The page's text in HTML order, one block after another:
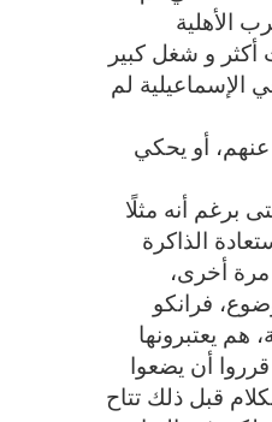
الأهلية
أكثر و شغل كبير
الإسماعيلية لم
أو يحكي
برغم أنه مثلًا
الذاكرة
مرة أخرى،
فرانكو
يعتبرونها
أن يضعوا
قبل ذلك تتاح